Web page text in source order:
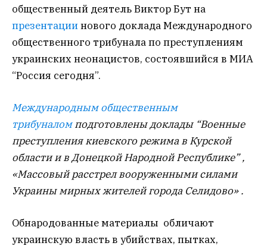
общественный деятель Виктор Бут на
презентациинового доклада Международного
общественного трибунала по преступлениям
украинских неонацистов, состоявшийся в МИА
“Россия сегодня”.
Международным общественным
трибуналомподготовлены доклады “Военные
преступления киевского режима в Курской
области и в Донецкой Народной Республике” ,
«Массовый расстрел вооруженными силами
Украины мирных жителей города Селидово» .
Обнародованные материалы обличают
украинскую власть в убийствах, пытках,